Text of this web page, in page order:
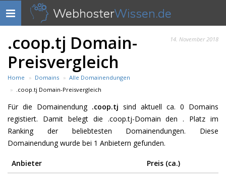
Navigation
anzeigen
WebhosterWissen.de
14. November 2018
.coop.tj Domain-
Preisvergleich
Home Domains
Alle Domainendungen
.coop.tj Domain-Preisvergleich
Für die Domainendung .coop.tj sind aktuell ca. 0 Domains
registiert. Damit belegt die .coop.tj-Domain den . Platz im
Ranking der beliebtesten Domainendungen. Diese
Domainendung wurde bei 1 Anbietern gefunden.
Anbieter
Preis (ca.)